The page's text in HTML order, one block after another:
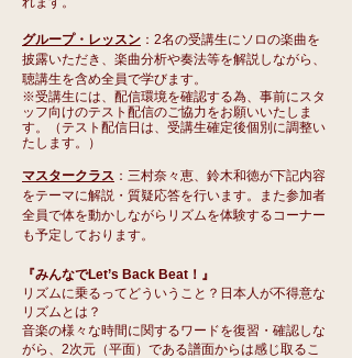
グループ・レッスン ：2名の受講生にソロの楽曲を
披露いただき、楽曲分析や奏法等を解説しながら、
聴講生を含め全員で学びます。
※受講生には、配信環境を確認する為、事前にスタ
ッフ向けのテスト配信のご協力をお願いいたしま
す。（テスト配信日は、受講生確定後個別に調整い
たします。）
マスタークラス ：三村奈々恵、鈴木和徳が下記内容
をテーマに解説・質疑応答を行います。また参加者
全員で体を動かしながらリズムを体験するコーナー
も予定しております。
『みんなでLet’s Back Beat！』
リズムに乗るってどういうこと？日本人が不得意な
リズムとは？
音楽の様々な時間に関するワードを復習・確認しな
がら、2次元（平面）である譜面からは感じ取るこ